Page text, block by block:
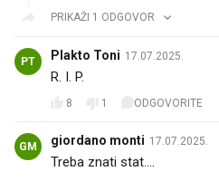
PRIKAŽI 1 ODGOVOR
PT Plakto Toni 17.07.2025.
R. I. P.
8 1 ODGOVORITE
GM giordano monti 17.07.2025.
Treba znati stat....